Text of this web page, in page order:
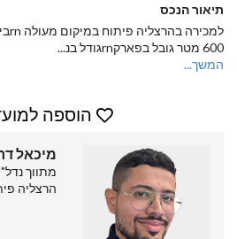
תיאור הנכס
600 מטר גובל בפארקrnגודל בנ
...
המשך...
הוספה
מיכאל
מתווך
הרצליה